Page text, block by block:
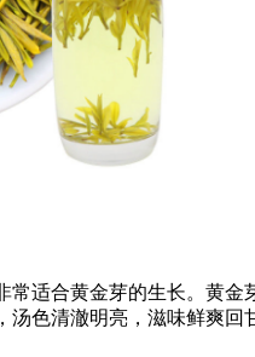
适合黄金芽的生长。黄
色清澈明亮，滋味鲜爽回